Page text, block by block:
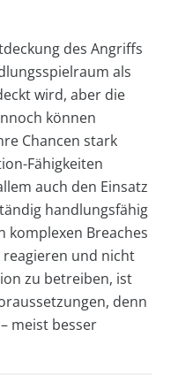
des Angriffs
als
wird, aber die
können
Chancen stark
Fähigkeiten
auch den Einsatz
handlungsfähig
komplexen Breaches
und nicht
zu betreiben, ist
denn
meist besser